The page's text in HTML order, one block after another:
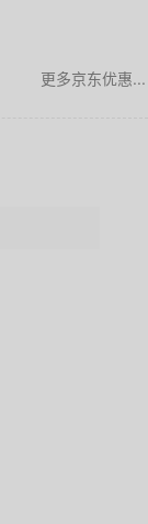
更多京东优惠...